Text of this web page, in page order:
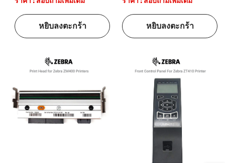
หยิบลงตะกร้า หยิบลงตะกร้า